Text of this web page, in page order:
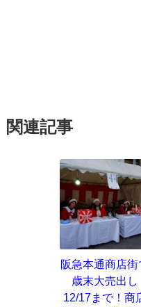
関連記事
阪急本通商店街
歳末大売出し
12/17まで！商